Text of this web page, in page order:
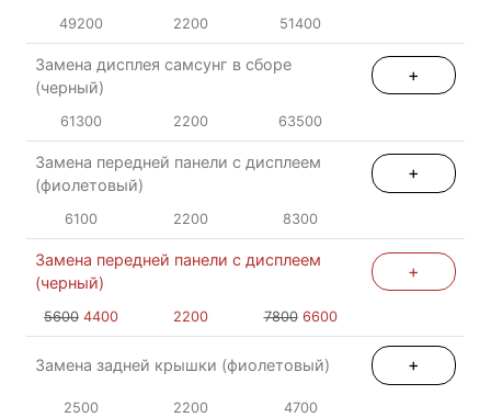
49200 2200 51400
Замена дисплея самсунг в сборе
(черный)
61300 2200 63500
+
Замена передней панели с дисплеем
(фиолетовый)
6100 2200 8300
+
Замена передней панели с дисплеем
(черный)
5600 4400 2200 78006600
+
Замена задней крышки (фиолетовый)
2500 2200 4700
+